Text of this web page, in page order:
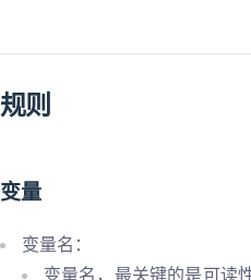
规则
变量
变量名：
变量名，最关键的是可读